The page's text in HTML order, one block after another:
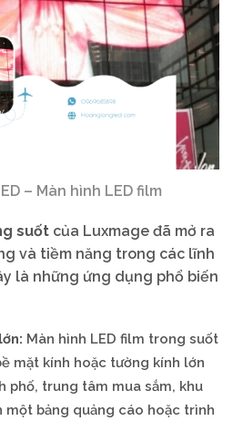
– Màn hình LED film
suốt của Luxmage đã mở ra
và tiềm năng trong các lĩnh
là những ứng dụng phổ biến
Màn hình LED film trong suốt
mặt kính hoặc tường kính lớn
phố, trung tâm mua sắm, khu
một bảng quảng cáo hoặc trình